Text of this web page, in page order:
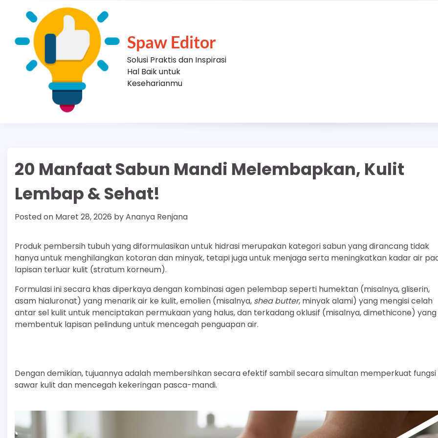
Spaw Editor
Solusi Praktis dan Inspirasi
Hal Baik untuk
Keseharianmu
20 Manfaat Sabun Mandi Melembapkan, Kulit
Lembap & Sehat!
Posted on Maret 28, 2026 byAnanya Renjana
Produk pembersih tubuh yang diformulasikan untuk hidrasi merupakan kategori sabun yang dirancang tidak
hanya untuk menghilangkan kotoran dan minyak, tetapi juga untuk menjaga serta meningkatkan kadar air
lapisan terluar kulit (stratum korneum).
Formulasi ini secara khas diperkaya dengan kombinasi agen pelembap seperti humektan (misalnya, gliserin,
asam hialuronat) yang menarik air ke kulit, emolien (misalnya, shea butter, minyak alami) yang mengisi celah
antar sel kulit untuk menciptakan permukaan yang halus, dan terkadang oklusif (misalnya, dimethicone) yang
membentuk lapisan pelindung untuk mencegah penguapan air.
Dengan demikian, tujuannya adalah membersihkan secara efektif sambil secara simultan memperkuat fungsi
sawar kulit dan mencegah kekeringan pasca-mandi.